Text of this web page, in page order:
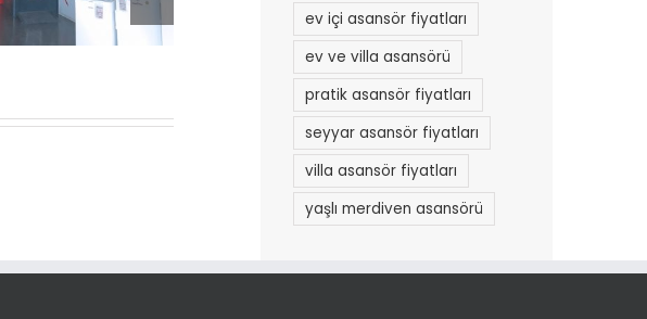
ev içi asansör fiyatları
ev ve villa asansörü
pratik asansör fiyatları
seyyar asansör fiyatları
villa asansör fiyatları
yaşlı merdiven asansörü